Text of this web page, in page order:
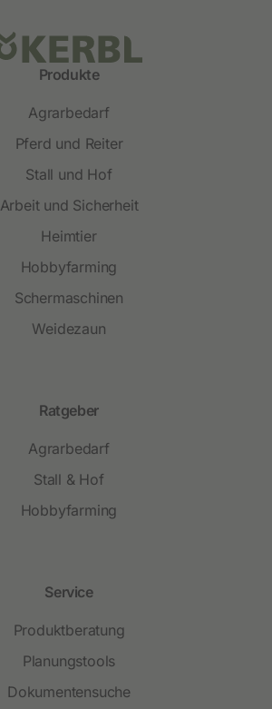
Produkte
Agrarbedarf
Pferd und Reiter
Stall und Hof
Arbeit und Sicherheit
Heimtier
Hobbyfarming
Schermaschinen
Weidezaun
Ratgeber
Agrarbedarf
Stall & Hof
Hobbyfarming
Service
Produktberatung
Planungstools
Dokumentensuche